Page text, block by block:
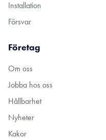
Installation
Försvar
Företag
Om oss
Jobba hos oss
Hållbarhet
Nyheter
Kakor